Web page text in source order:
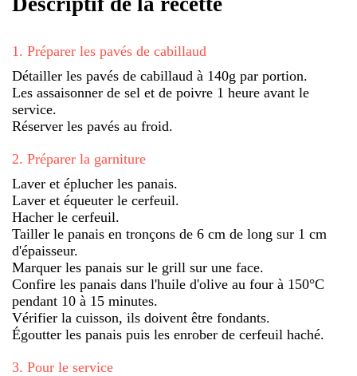
1 . Préparer les pavés de cabillaud
Détailler les pavés de cabillaud à 140g par portion.
Les assaisonner de sel et de poivre 1 heure avant le
service.
Réserver les pavés au froid.
2. Préparer la garniture
Laver et éplucher les panais.
Laver et équeuter le cerfeuil.
Hacher le cerfeuil.
Tailler le panais en tronçons de 6 cm de long sur 1 cm
d'épaisseur.
Marquer les panais sur le grill sur une face.
Confire les panais dans l'huile d'olive au four à 150°C
pendant 10 à 15 minutes.
Vérifier la cuisson, ils doivent être fondants.
Égoutter les panais puis les enrober de cerfeuil haché.
3. Pour le service